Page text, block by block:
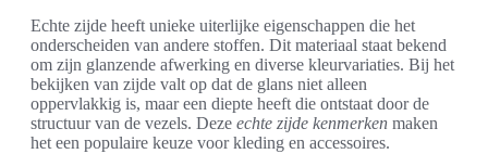
Echte zijde heeft unieke uiterlijke eigenschappen die het
onderscheiden van andere stoffen. Dit materiaal staat bekend
om zijn glanzende afwerking en diverse kleurvariaties. Bij het
bekijken van zijde valt op dat de glans niet alleen
oppervlakkig is, maar een diepte heeft die ontstaat door de
structuur van de vezels. Deze echte zijde kenmerken maken
het een populaire keuze voor kleding en accessoires.